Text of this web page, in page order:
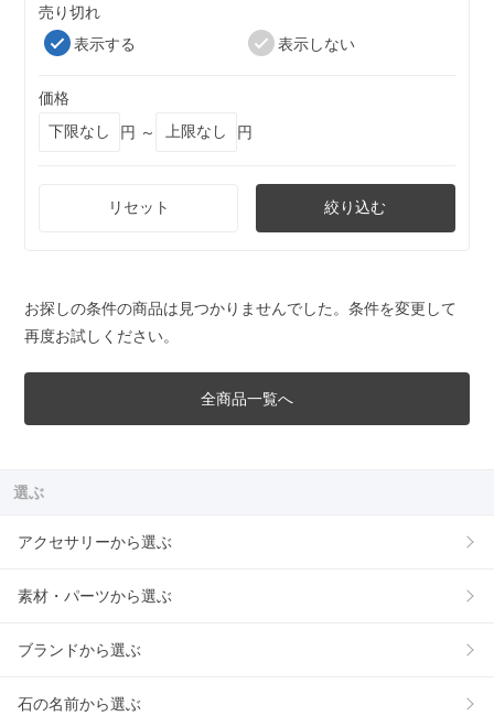
売り切れ
表示する
表示しない
価格
円 ～
円
リセット 絞り込む
お探しの条件の商品は見つかりませんでした。条件を変更して
再度お試しください。
全商品一覧へ
選ぶ
アクセサリーから選ぶ
素材・パーツから選ぶ
ブランドから選ぶ
石の名前から選ぶ